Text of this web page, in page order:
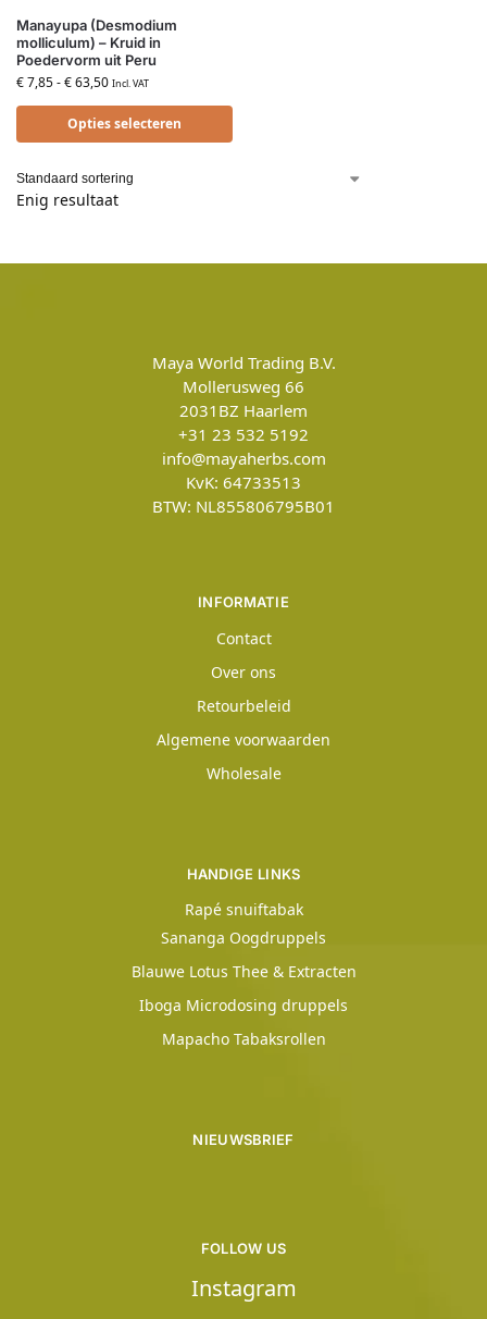
Manayupa (Desmodium
molliculum) – Kruid in
Poedervorm uit Peru
€7,85-€63,50 Incl. VAT
Opties selecteren
Enig resultaat
Maya World Trading B.V.
Mollerusweg 66
2031BZ Haarlem
+31 23 532 5192
info@mayaherbs.com
KvK: 64733513
BTW: NL855806795B01
INFORMATIE
Contact
Over ons
Retourbeleid
Algemene voorwaarden
Wholesale
HANDIGE LINKS
Rapé snuiftabak
Sananga Oogdruppels
Blauwe Lotus Thee & Extracten
Iboga Microdosing druppels
Mapacho Tabaksrollen
NIEUWSBRIEF
FOLLOW US
Instagram